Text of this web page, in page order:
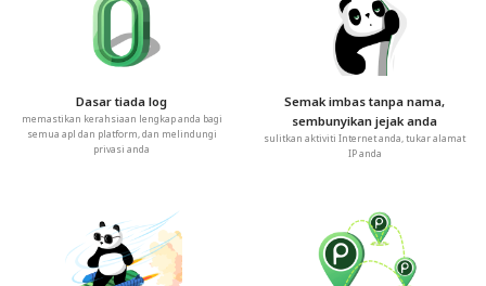
Dasar tiada log
memastikan kerahsiaan lengkap anda bagi
semua apl dan platform, dan melindungi
privasi anda
Semak imbas tanpa nama,
sembunyikan jejak anda
sulitkan aktiviti Internet anda, tukar alamat
IP anda